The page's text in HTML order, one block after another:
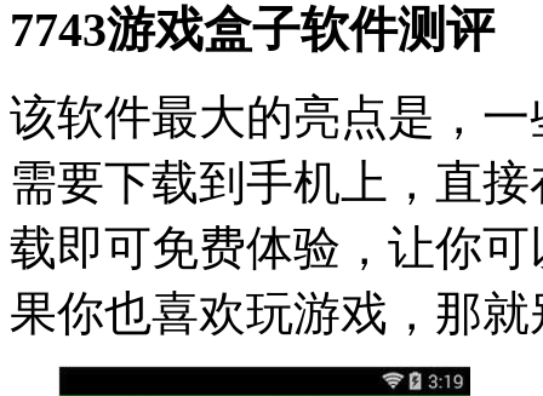
7743游戏盒子软件测评
该软件最大的亮点是，
需要下载到手机上，直
载即可免费体验，让你
果你也喜欢玩游戏，那